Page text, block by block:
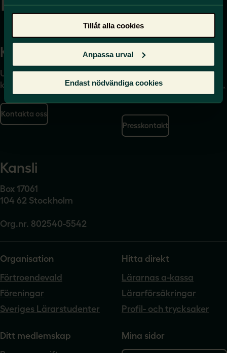
Tillåt alla cookies
Anpassa urval
Endast nödvändiga cookies
Kontakta
Uppgifter om hur du
kontaktar oss finns här.
Kontakta oss
Press
Journalist – du når oss
på press@sverigeslarare.
se
Presskontakt
Kansli
Box 17061
104 62 Stockholm
Org.nr. 802540-5542
Organisation
Förtroendevald
Föreningar
Sveriges Lärarstudenter
Hitta direkt
Lärarnas a-kassa
Lärarförsäkringar
Profil- och trycksaker
Ditt medlemskap
Mina sidor